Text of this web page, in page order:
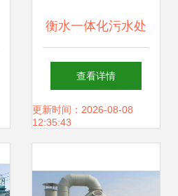
衡水一体化污水处
理设备安装调试全
解析 高效环保，助
查看详情
更新时间：2026-08-08
12:35:43